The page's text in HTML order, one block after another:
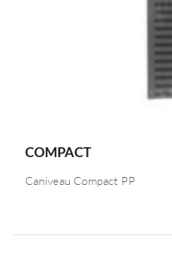
COMPACT
Caniveau Compact PP